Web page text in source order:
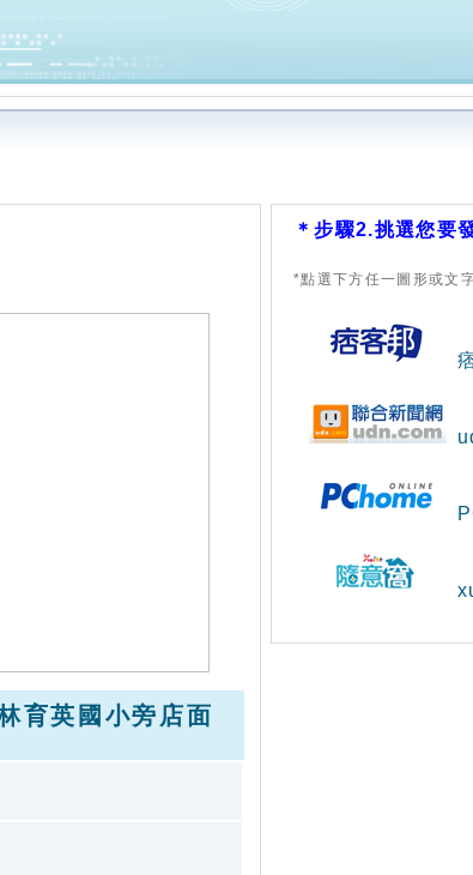
育英國小旁店面
＊步驟2.挑選您要
*點選下方任一圖形或文